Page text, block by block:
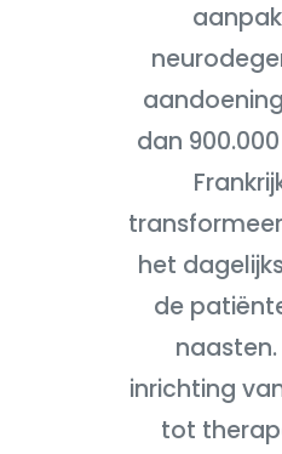
dan
het
de
inrichting
tot